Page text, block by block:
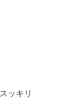
スッキリ